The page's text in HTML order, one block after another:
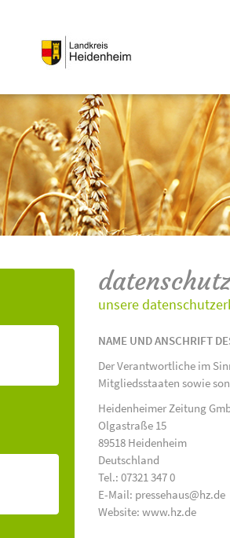
datenschutz
unsere
NAME UND ANSCHRIFT
Der Verantwortliche im
Mitgliedsstaaten sowie
Heidenheimer Zeitung
Olgastraße 15
89518 Heidenheim
Deutschland
Tel.: 07321 347 0
E-Mail: pressehaus@hz.de
Website: www.hz.de